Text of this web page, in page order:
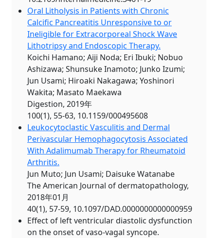
Oral Litholysis in Patients with Chronic
Calcific Pancreatitis Unresponsive to or
Ineligible for Extracorporeal Shock Wave
Lithotripsy and Endoscopic Therapy.
Koichi Hamano; Aiji Noda; Eri Ibuki; Nobuo
Ashizawa; Shunsuke Inamoto; Junko Izumi;
Jun Usami; Hiroaki Nakagawa; Yoshinori
Wakita; Masato Maekawa
Digestion, 2019年
100(1), 55-63, 10.1159/000495608
Leukocytoclastic Vasculitis and Dermal
Perivascular Hemophagocytosis Associated
With Adalimumab Therapy for Rheumatoid
Arthritis.
Jun Muto; Jun Usami; Daisuke Watanabe
The American Journal of dermatopathology,
2018年01月
40(1), 57-59, 10.1097/DAD.0000000000000959
Effect of left ventricular diastolic dysfunction
on the onset of vaso-vagal syncope.